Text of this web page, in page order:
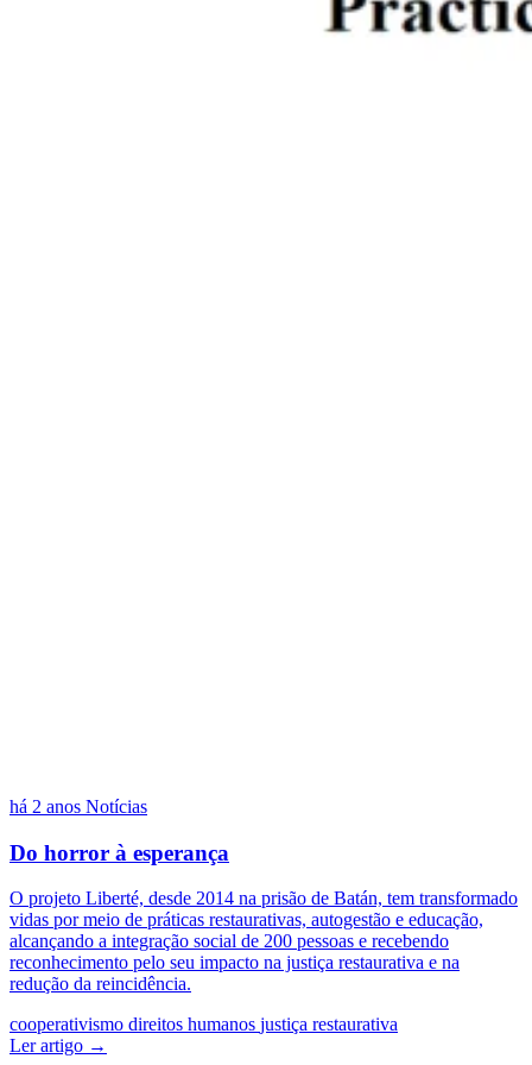
há 2 anos Notícias
Do horror à esperança
O projeto Liberté, desde 2014 na prisão de Batán, tem transformado
vidas por meio de práticas restaurativas, autogestão e educação,
alcançando a integração social de 200 pessoas e recebendo
reconhecimento pelo seu impacto na justiça restaurativa e na
redução da reincidência.
cooperativismo direitos humanos justiça restaurativa
Ler artigo →